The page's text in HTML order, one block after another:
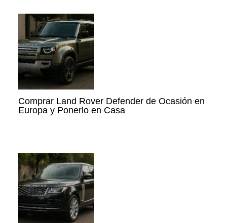
Comprar Land Rover Defender de Ocasión en
Europa y Ponerlo en Casa